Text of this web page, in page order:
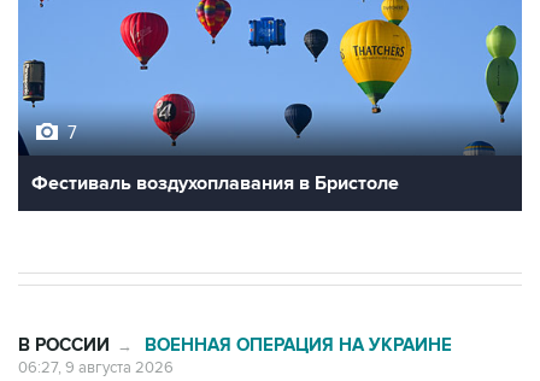
7
Фестиваль воздухоплавания в Бристоле
В РОССИИ → ВОЕННАЯ ОПЕРАЦИЯ НА УКРАИНЕ
06:27, 9 августа 2026